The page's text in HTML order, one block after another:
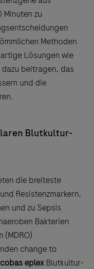
zu
Methoden
Lösungen wie
dazu beitragen, das
und die
Blutkultur-
die breiteste
Resistenzmarkern,
und zu Sepsis
Bakterien
change to
cobas eplex Blutkultur-